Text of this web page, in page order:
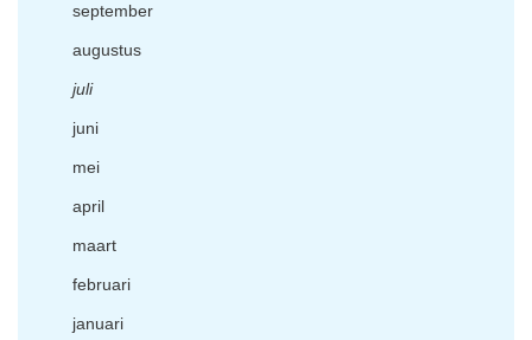
september
augustus
juli
juni
mei
april
maart
februari
januari